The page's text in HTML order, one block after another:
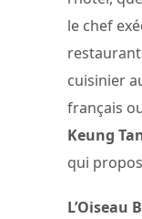
le chef
cuisinier
français
Keung
qui
L’Oiseau